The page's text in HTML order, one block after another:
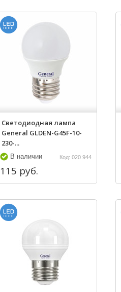
Светодиодная лампа
General GLDEN-G45F-10-
230-...
В наличии Код: 020 944
115 руб.